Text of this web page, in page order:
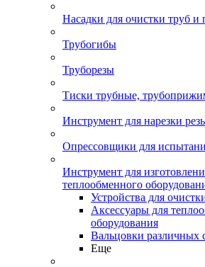
Насадки для очистки труб и
Трубогибы
Труборезы
Тиски трубные,
Инструмент для нарезки
Опрессовщики для
Инструмент для
теплообменного
Устройства для
Аксессуары для
оборудования
Вальцовки различных
Еще